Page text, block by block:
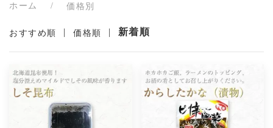
ホーム 価格別
おすすめ順 | 価格順 | 新着順